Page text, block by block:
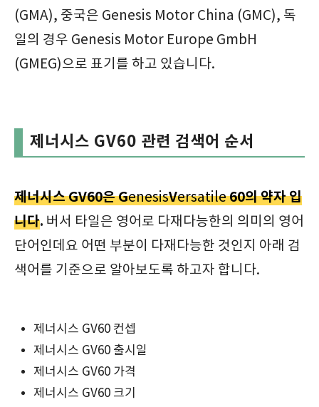
(GMA), 중국은 Genesis Motor China (GMC), 독
일의 경우 Genesis Motor Europe GmbH
(GMEG)으로 표기를 하고 있습니다.
제너시스 GV60 관련 검색어 순서
제너시스 GV60은 GenesisVersatile60의 약자 입
니다. 버서 타일은 영어로 다재다능한의 의미의 영어
단어인데요 어떤 부분이 다재다능한 것인지 아래 검
색어를 기준으로 알아보도록 하고자 합니다.
제너시스 GV60 컨셉
제너시스 GV60 출시일
제너시스 GV60 가격
제너시스 GV60 크기